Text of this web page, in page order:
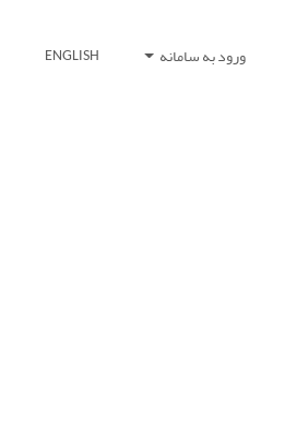
ورود به سامانه ENGLISH